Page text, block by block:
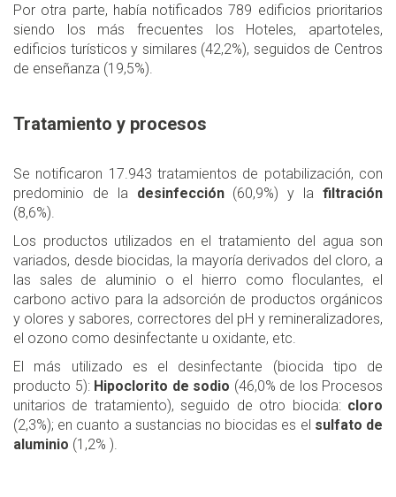
Por otra parte, había notificados 789 edificios prioritarios
siendo los más frecuentes los Hoteles, apartoteles,
edificios turísticos y similares (42,2%), seguidos de Centros
de enseñanza (19,5%).
Tratamiento y procesos
Se notificaron 17.943 tratamientos de potabilización, con
predominio de la desinfección(60,9%) y lafiltración
(8,6%).
Los productos utilizados en el tratamiento del agua son
variados, desde biocidas, la mayoría derivados del cloro, a
las sales de aluminio o el hierro como floculantes, el
carbono activo para la adsorción de productos orgánicos
y olores y sabores, correctores del pH y remineralizadores,
el ozono como desinfectante u oxidante, etc.
El más utilizado es el desinfectante (biocida tipo de
producto 5): Hipoclorito de sodio (46,0% de los Procesos
unitarios de tratamiento), seguido de otro biocida:cloro
(2,3%); en cuanto a sustancias no biocidas es el sulfato de
aluminio (1,2% ).